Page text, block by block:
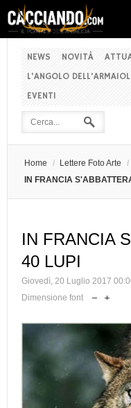
NEWS NOVITÀ
L'ANGOLO
EVENTI
Home / Lettere Foto Arte /
IN FRANCIA
IN FRANCIA
40 LUPI
Giovedì, 20 Luglio 2017
Dimensione font